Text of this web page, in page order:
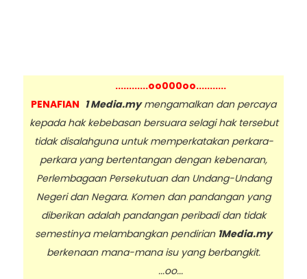
............oo000oo...........
PENAFIAN 1 Media.mymengamalkan dan percaya
kepada hak kebebasan bersuara selagi hak tersebut
tidak disalahguna untuk memperkatakan perkara-
perkara yang bertentangan dengan kebenaran,
Perlembagaan Persekutuan dan Undang-Undang
Negeri dan Negara. Komen dan pandangan yang
diberikan adalah pandangan peribadi dan tidak
semestinya melambangkan pendirian 1Media.my
berkenaan mana-mana isu yang berbangkit.
...oo...